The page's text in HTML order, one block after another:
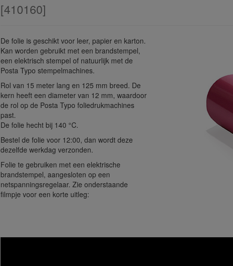
[410160]
De folie is geschikt voor leer, papier en karton.
Kan worden gebruikt met een brandstempel,
een elektrisch stempel of natuurlijk met de
Posta Typo stempelmachines.
Rol van 15 meter lang en 125 mm breed. De
kern heeft een diameter van 12 mm, waardoor
de rol op de Posta Typo foliedrukmachines
past.
De folie hecht bij 140 °C.
Bestel de folie voor 12:00, dan wordt deze
dezelfde werkdag verzonden.
Folie te gebruiken met een elektrische
brandstempel, aangesloten op een
netspanningsregelaar. Zie onderstaande
filmpje voor een korte uitleg: